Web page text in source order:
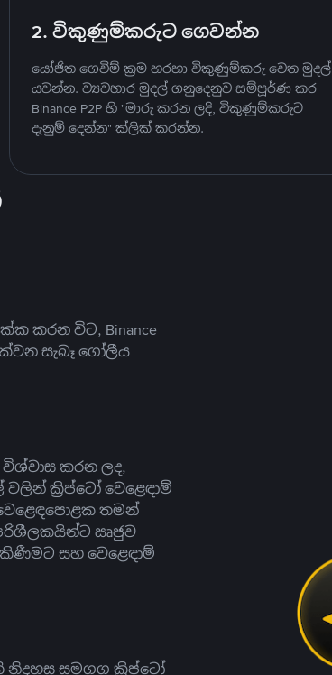
2. විකුණුම්කරුට ගෙවන්න
යෝජිත ගෙවීම් ක්‍රම හරහා විකුණුම්කරු වෙත මුදල්
යවන්න. ව්‍යවහාර මුදල් ගනුදෙනුව සම්පූර්ණ කර
Binance P2P හි "මාරු කරන ලදි, විකුණුම්කරුට
දැනුම් දෙන්න" ක්ලික් කරන්න.
කරන විට, Binance
සැබෑ ගෝලීය
කරන ලද,
වලින් ක්‍රිප්ටෝ වෙළෙඳාම්
තමන්
ඍජුව
සහ වෙළෙඳාම්
සමගග ක්‍රිප්ටෝ